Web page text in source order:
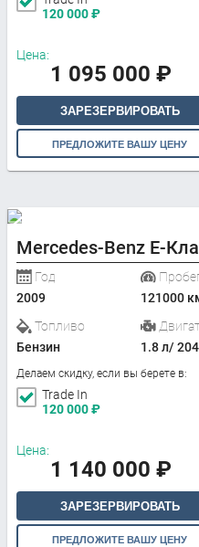
120 000₽
Цена:
1 095 000 ₽
ЗАРЕЗЕРВИРОВАТЬ
ПРЕДЛОЖИТЕ ВАШУ ЦЕНУ
Mercedes-Benz E-
Год
2009
121000
Топливо
Бензин
1.8 л/
Делаем скидку, если вы берете в:
Trade In
120 000₽
Цена:
1 140 000 ₽
ЗАРЕЗЕРВИРОВАТЬ
ПРЕДЛОЖИТЕ ВАШУ ЦЕНУ